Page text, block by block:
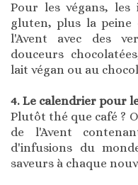
Pour les végans,
gluten, plus la peine
l'Avent avec des
douceurs
lait végan ou au
4. Le calendrier pour
Plutôt thé que café ?
de l'Avent
d'infusions du
saveurs à chaque